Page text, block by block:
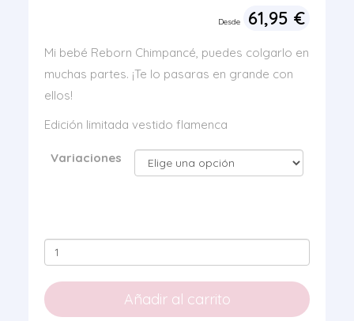
Desde 61,95 €
Mi bebé Reborn Chimpancé, puedes colgarlo en
muchas partes. ¡Te lo pasaras en grande con
ellos!
Edición limitada vestido flamenca
Variaciones
Mi
Bebé
Reborn
Chimpancé
Añadir al carrito